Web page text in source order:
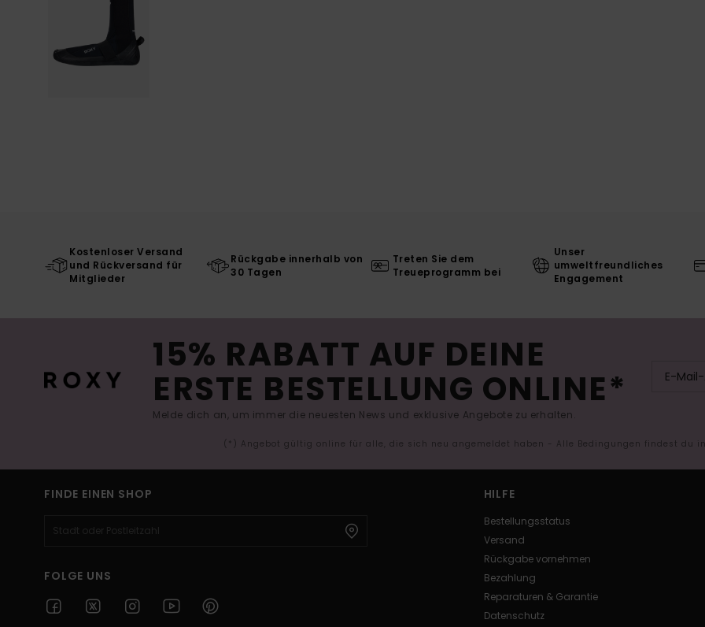
Kostenloser Versand
und Rückversand für
Mitglieder
Rückgabe innerhalb von
30 Tagen
Treten Sie dem
Treueprogramm bei
Unser
umweltfreundliches
Engagement
15% RABATT AUF DEINE
ERSTE BESTELLUNG ONLINE*
Melde dich an, um immer die neuesten News und exklusive Angebote zu erhalten.
(*) Angebot gültig online für alle, die sich neu angemeldet haben - Alle Bedingungen findest du
FINDE EINEN SHOP
FOLGE UNS
HILFE
Bestellungsstatus
Versand
Rückgabe vornehmen
Bezahlung
Reparaturen & Garantie
Datenschutz